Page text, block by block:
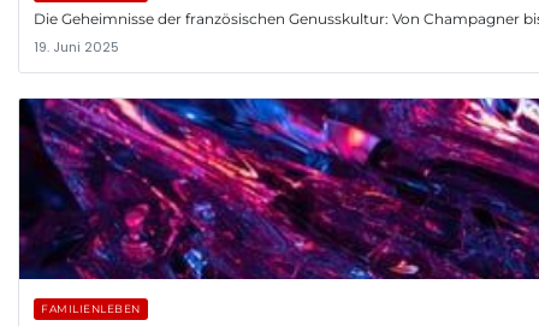
Die Geheimnisse der französischen Genusskultur: Von Champagner
19. Juni 2025
FAMILIENLEBEN